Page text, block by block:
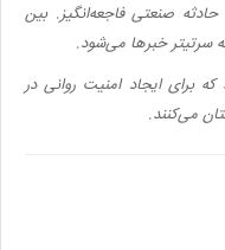
صنعتی فاجعه‌انگیز. بین
خبرها می‌شود.
ایجاد امنیت روانی در
می‌کنند.